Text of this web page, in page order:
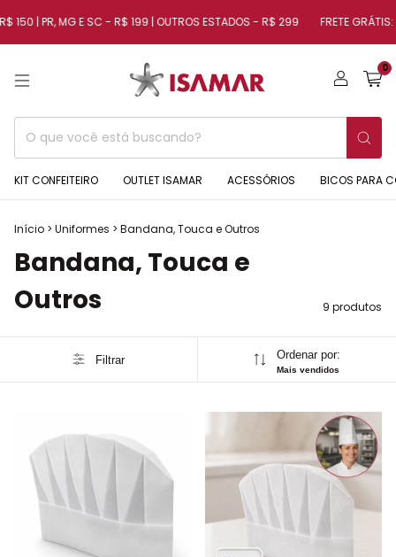
| PR, MG E SC - R$ 199 | OUTROS ESTADOS - R$ 299 FRETE GRÁTIS:
0
KIT CONFEITEIRO OUTLET ISAMAR ACESSÓRIOS BICOS PARA
Início > Uniformes > Bandana, Touca e Outros
Bandana, Touca e
Outros
9 produtos
Filtrar Ordenar por:
Mais vendidos